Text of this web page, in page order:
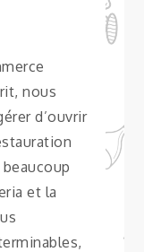
nous
d’ouvrir
et la